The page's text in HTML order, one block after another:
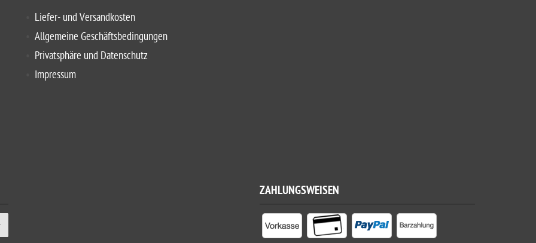
Liefer- und Versandkosten
Allgemeine Geschäftsbedingungen
Privatsphäre und Datenschutz
Impressum
ZAHLUNGSWEISEN